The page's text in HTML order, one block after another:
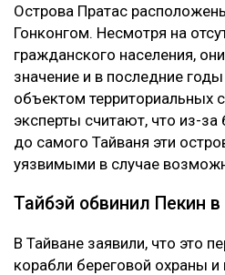
Острова Пратас
Гонконгом. Несмотря на
гражданского населения,
значение и в последние
объектом территориальных
эксперты считают, что из-
до самого Тайваня эти
уязвимыми в случае
Тайбэй обвинил Пекин в
В Тайване заявили, что это
корабли береговой охраны и